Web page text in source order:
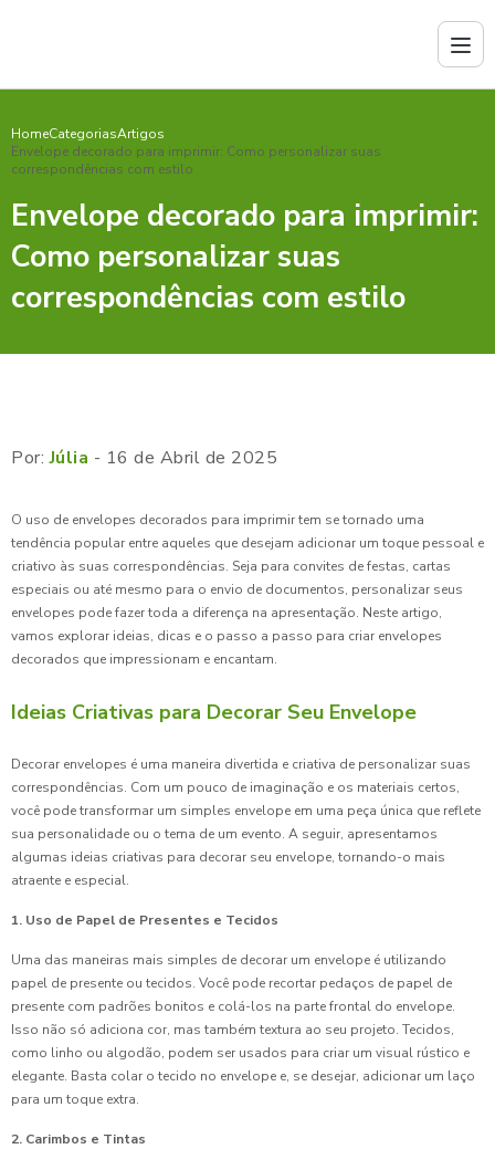
HomeCategoriasArtigos
Envelope decorado para imprimir: Como personalizar suas
correspondências com estilo
Envelope decorado para imprimir:
Como personalizar suas
correspondências com estilo
Por:Júlia - 16 de Abril de 2025
O uso de envelopes decorados para imprimir tem se tornado uma
tendência popular entre aqueles que desejam adicionar um toque pessoal e
criativo às suas correspondências. Seja para convites de festas, cartas
especiais ou até mesmo para o envio de documentos, personalizar seus
envelopes pode fazer toda a diferença na apresentação. Neste artigo,
vamos explorar ideias, dicas e o passo a passo para criar envelopes
decorados que impressionam e encantam.
Ideias Criativas para Decorar Seu Envelope
Decorar envelopes é uma maneira divertida e criativa de personalizar suas
correspondências. Com um pouco de imaginação e os materiais certos,
você pode transformar um simples envelope em uma peça única que reflete
sua personalidade ou o tema de um evento. A seguir, apresentamos
algumas ideias criativas para decorar seu envelope, tornando-o mais
atraente e especial.
1. Uso de Papel de Presentes e Tecidos
Uma das maneiras mais simples de decorar um envelope é utilizando
papel de presente ou tecidos. Você pode recortar pedaços de papel de
presente com padrões bonitos e colá-los na parte frontal do envelope.
Isso não só adiciona cor, mas também textura ao seu projeto. Tecidos,
como linho ou algodão, podem ser usados para criar um visual rústico e
elegante. Basta colar o tecido no envelope e, se desejar, adicionar um laço
para um toque extra.
2. Carimbos e Tintas